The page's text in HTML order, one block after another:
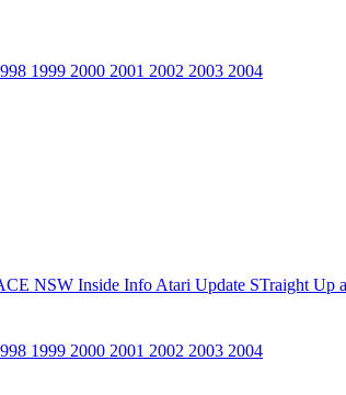
1999 2000 2001 2002 2003 2004
NSW Inside Info Atari Update STraight Up
1999 2000 2001 2002 2003 2004